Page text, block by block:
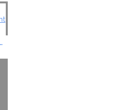
- Verstelbaar